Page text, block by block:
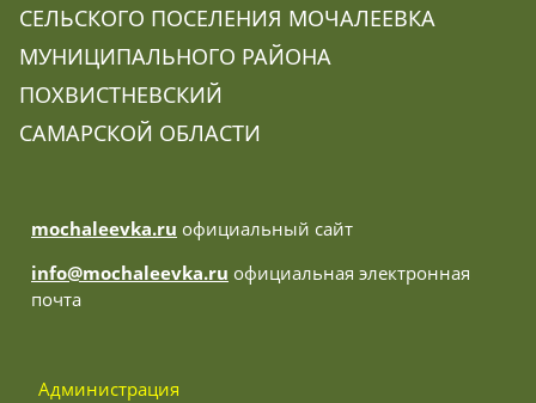
СЕЛЬСКОГО ПОСЕЛЕНИЯ МОЧАЛЕЕВКА
МУНИЦИПАЛЬНОГО РАЙОНА
ПОХВИСТНЕВСКИЙ
САМАРСКОЙ ОБЛАСТИ
mochaleevka.ru официальный сайт
info@mochaleevka.ru официальная электронная
почта
Администрация